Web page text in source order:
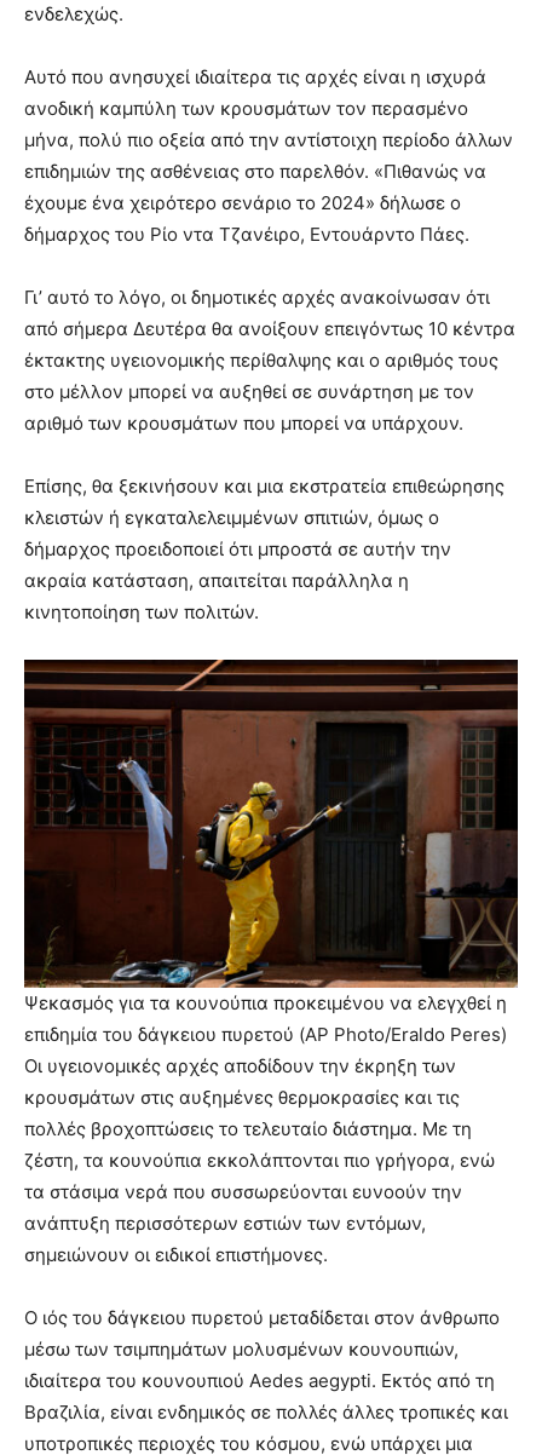
ενδελεχώς.
Αυτό που ανησυχεί ιδιαίτερα τις αρχές είναι η ισχυρά
ανοδική καμπύλη των κρουσμάτων τον περασμένο
μήνα, πολύ πιο οξεία από την αντίστοιχη περίοδο άλλων
επιδημιών της ασθένειας στο παρελθόν. «Πιθανώς να
έχουμε ένα χειρότερο σενάριο το 2024» δήλωσε ο
δήμαρχος του Ρίο ντα Τζανέιρο, Εντουάρντο Πάες.
Γι’ αυτό το λόγο, οι δημοτικές αρχές ανακοίνωσαν ότι
από σήμερα Δευτέρα θα ανοίξουν επειγόντως 10 κέντρα
έκτακτης υγειονομικής περίθαλψης και ο αριθμός τους
στο μέλλον μπορεί να αυξηθεί σε συνάρτηση με τον
αριθμό των κρουσμάτων που μπορεί να υπάρχουν.
Επίσης, θα ξεκινήσουν και μια εκστρατεία επιθεώρησης
κλειστών ή εγκαταλελειμμένων σπιτιών, όμως ο
δήμαρχος προειδοποιεί ότι μπροστά σε αυτήν την
ακραία κατάσταση, απαιτείται παράλληλα η
κινητοποίηση των πολιτών.
Ψεκασμός για τα κουνούπια προκειμένου να ελεγχθεί η
επιδημία του δάγκειου πυρετού (AP Photo/Eraldo Peres)
Οι υγειονομικές αρχές αποδίδουν την έκρηξη των
κρουσμάτων στις αυξημένες θερμοκρασίες και τις
πολλές βροχοπτώσεις το τελευταίο διάστημα. Με τη
ζέστη, τα κουνούπια εκκολάπτονται πιο γρήγορα, ενώ
τα στάσιμα νερά που συσσωρεύονται ευνοούν την
ανάπτυξη περισσότερων εστιών των εντόμων,
σημειώνουν οι ειδικοί επιστήμονες.
Ο ιός του δάγκειου πυρετού μεταδίδεται στον άνθρωπο
μέσω των τσιμπημάτων μολυσμένων κουνουπιών,
ιδιαίτερα του κουνουπιού Aedes aegypti. Εκτός από τη
Βραζιλία, είναι ενδημικός σε πολλές άλλες τροπικές και
υποτροπικές περιοχές του κόσμου, ενώ υπάρχει μια